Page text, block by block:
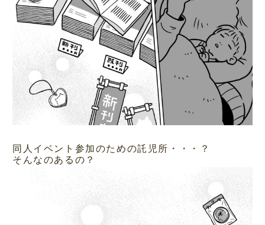
同人イベント参加のための託児所・・・？
そんなのあるの？